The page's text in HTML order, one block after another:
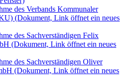
des Verbands Kommunaler
(Dokument, Link öffnet ein neues
des Sachverständigen Felix
(Dokument, Link öffnet ein neues
des Sachverständigen Oliver
(Dokument, Link öffnet ein neues